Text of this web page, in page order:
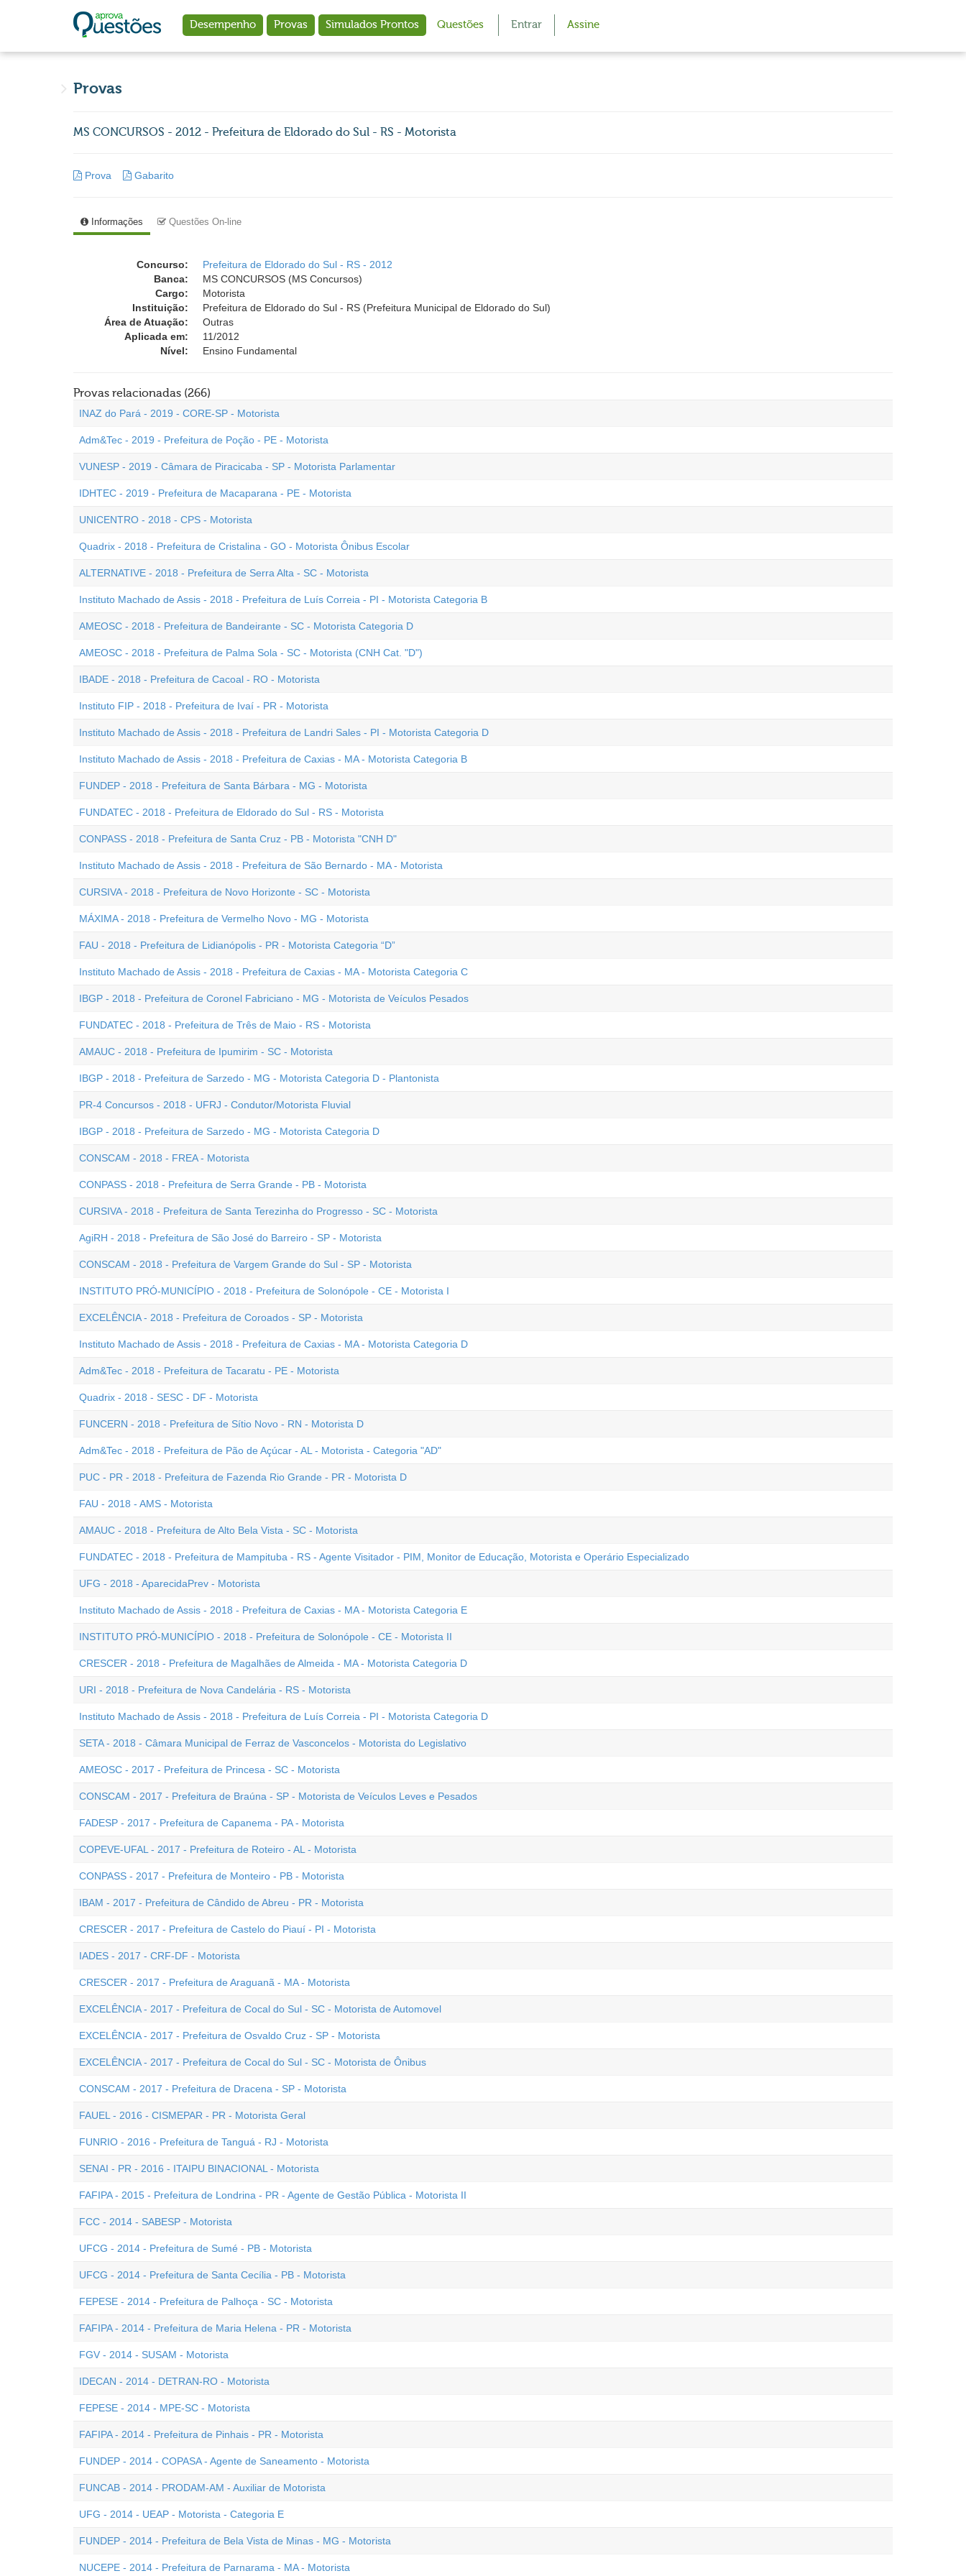
Desempenho Provas Simulados Prontos Questões Entrar Assine
Provas
MS CONCURSOS - 2012 - Prefeitura de Eldorado do Sul - RS - Motorista
Prova Gabarito
Informações Questões On-line
Concurso:
Prefeitura de Eldorado do Sul - RS - 2012
Banca:
MS CONCURSOS (MS Concursos)
Cargo:
Motorista
Instituição:
Prefeitura de Eldorado do Sul - RS (Prefeitura Municipal de Eldorado do Sul)
Área de Atuação:
Outras
Aplicada em:
11/2012
Nível:
Ensino Fundamental
Provas relacionadas (266)
INAZ do Pará - 2019 - CORE-SP - Motorista
Adm&Tec - 2019 - Prefeitura de Poção - PE - Motorista
VUNESP - 2019 - Câmara de Piracicaba - SP - Motorista Parlamentar
IDHTEC - 2019 - Prefeitura de Macaparana - PE - Motorista
UNICENTRO - 2018 - CPS - Motorista
Quadrix - 2018 - Prefeitura de Cristalina - GO - Motorista Ônibus Escolar
ALTERNATIVE - 2018 - Prefeitura de Serra Alta - SC - Motorista
Instituto Machado de Assis - 2018 - Prefeitura de Luís Correia - PI - Motorista Categoria B
AMEOSC - 2018 - Prefeitura de Bandeirante - SC - Motorista Categoria D
AMEOSC - 2018 - Prefeitura de Palma Sola - SC - Motorista (CNH Cat. "D")
IBADE - 2018 - Prefeitura de Cacoal - RO - Motorista
Instituto FIP - 2018 - Prefeitura de Ivaí - PR - Motorista
Instituto Machado de Assis - 2018 - Prefeitura de Landri Sales - PI - Motorista Categoria D
Instituto Machado de Assis - 2018 - Prefeitura de Caxias - MA - Motorista Categoria B
FUNDEP - 2018 - Prefeitura de Santa Bárbara - MG - Motorista
FUNDATEC - 2018 - Prefeitura de Eldorado do Sul - RS - Motorista
CONPASS - 2018 - Prefeitura de Santa Cruz - PB - Motorista "CNH D"
Instituto Machado de Assis - 2018 - Prefeitura de São Bernardo - MA - Motorista
CURSIVA - 2018 - Prefeitura de Novo Horizonte - SC - Motorista
MÁXIMA - 2018 - Prefeitura de Vermelho Novo - MG - Motorista
FAU - 2018 - Prefeitura de Lidianópolis - PR - Motorista Categoria “D”
Instituto Machado de Assis - 2018 - Prefeitura de Caxias - MA - Motorista Categoria C
IBGP - 2018 - Prefeitura de Coronel Fabriciano - MG - Motorista de Veículos Pesados
FUNDATEC - 2018 - Prefeitura de Três de Maio - RS - Motorista
AMAUC - 2018 - Prefeitura de Ipumirim - SC - Motorista
IBGP - 2018 - Prefeitura de Sarzedo - MG - Motorista Categoria D - Plantonista
PR-4 Concursos - 2018 - UFRJ - Condutor/Motorista Fluvial
IBGP - 2018 - Prefeitura de Sarzedo - MG - Motorista Categoria D
CONSCAM - 2018 - FREA - Motorista
CONPASS - 2018 - Prefeitura de Serra Grande - PB - Motorista
CURSIVA - 2018 - Prefeitura de Santa Terezinha do Progresso - SC - Motorista
AgiRH - 2018 - Prefeitura de São José do Barreiro - SP - Motorista
CONSCAM - 2018 - Prefeitura de Vargem Grande do Sul - SP - Motorista
INSTITUTO PRÓ-MUNICÍPIO - 2018 - Prefeitura de Solonópole - CE - Motorista I
EXCELÊNCIA - 2018 - Prefeitura de Coroados - SP - Motorista
Instituto Machado de Assis - 2018 - Prefeitura de Caxias - MA - Motorista Categoria D
Adm&Tec - 2018 - Prefeitura de Tacaratu - PE - Motorista
Quadrix - 2018 - SESC - DF - Motorista
FUNCERN - 2018 - Prefeitura de Sítio Novo - RN - Motorista D
Adm&Tec - 2018 - Prefeitura de Pão de Açúcar - AL - Motorista - Categoria "AD"
PUC - PR - 2018 - Prefeitura de Fazenda Rio Grande - PR - Motorista D
FAU - 2018 - AMS - Motorista
AMAUC - 2018 - Prefeitura de Alto Bela Vista - SC - Motorista
FUNDATEC - 2018 - Prefeitura de Mampituba - RS - Agente Visitador - PIM, Monitor de Educação, Motorista e Operário Especializado
UFG - 2018 - AparecidaPrev - Motorista
Instituto Machado de Assis - 2018 - Prefeitura de Caxias - MA - Motorista Categoria E
INSTITUTO PRÓ-MUNICÍPIO - 2018 - Prefeitura de Solonópole - CE - Motorista II
CRESCER - 2018 - Prefeitura de Magalhães de Almeida - MA - Motorista Categoria D
URI - 2018 - Prefeitura de Nova Candelária - RS - Motorista
Instituto Machado de Assis - 2018 - Prefeitura de Luís Correia - PI - Motorista Categoria D
SETA - 2018 - Câmara Municipal de Ferraz de Vasconcelos - Motorista do Legislativo
AMEOSC - 2017 - Prefeitura de Princesa - SC - Motorista
CONSCAM - 2017 - Prefeitura de Braúna - SP - Motorista de Veículos Leves e Pesados
FADESP - 2017 - Prefeitura de Capanema - PA - Motorista
COPEVE-UFAL - 2017 - Prefeitura de Roteiro - AL - Motorista
CONPASS - 2017 - Prefeitura de Monteiro - PB - Motorista
IBAM - 2017 - Prefeitura de Cândido de Abreu - PR - Motorista
CRESCER - 2017 - Prefeitura de Castelo do Piauí - PI - Motorista
IADES - 2017 - CRF-DF - Motorista
CRESCER - 2017 - Prefeitura de Araguanã - MA - Motorista
EXCELÊNCIA - 2017 - Prefeitura de Cocal do Sul - SC - Motorista de Automovel
EXCELÊNCIA - 2017 - Prefeitura de Osvaldo Cruz - SP - Motorista
EXCELÊNCIA - 2017 - Prefeitura de Cocal do Sul - SC - Motorista de Ônibus
CONSCAM - 2017 - Prefeitura de Dracena - SP - Motorista
FAUEL - 2016 - CISMEPAR - PR - Motorista Geral
FUNRIO - 2016 - Prefeitura de Tanguá - RJ - Motorista
SENAI - PR - 2016 - ITAIPU BINACIONAL - Motorista
FAFIPA - 2015 - Prefeitura de Londrina - PR - Agente de Gestão Pública - Motorista II
FCC - 2014 - SABESP - Motorista
UFCG - 2014 - Prefeitura de Sumé - PB - Motorista
UFCG - 2014 - Prefeitura de Santa Cecília - PB - Motorista
FEPESE - 2014 - Prefeitura de Palhoça - SC - Motorista
FAFIPA - 2014 - Prefeitura de Maria Helena - PR - Motorista
FGV - 2014 - SUSAM - Motorista
IDECAN - 2014 - DETRAN-RO - Motorista
FEPESE - 2014 - MPE-SC - Motorista
FAFIPA - 2014 - Prefeitura de Pinhais - PR - Motorista
FUNDEP - 2014 - COPASA - Agente de Saneamento - Motorista
FUNCAB - 2014 - PRODAM-AM - Auxiliar de Motorista
UFG - 2014 - UEAP - Motorista - Categoria E
FUNDEP - 2014 - Prefeitura de Bela Vista de Minas - MG - Motorista
NUCEPE - 2014 - Prefeitura de Parnarama - MA - Motorista